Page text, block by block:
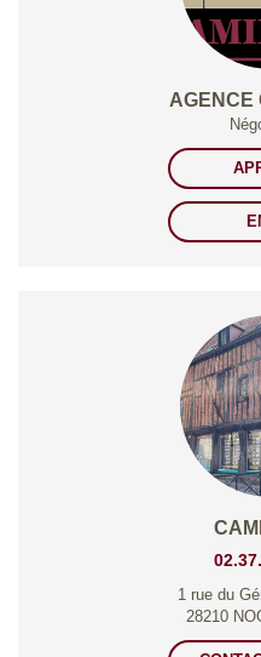
AGENCE
1 rue du
28210